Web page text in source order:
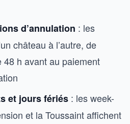
d’annulation : les
château à l’autre, de
48 h avant au paiement
et jours fériés : les week-
et la Toussaint affichent